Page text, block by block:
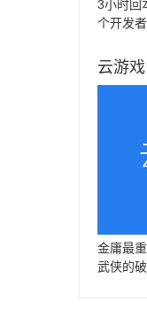
3小时回
个开发
云游戏
金庸最
武侠的